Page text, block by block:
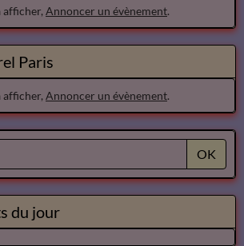
afficher, Annoncer un évènement.
Paris
afficher, Annoncer un évènement.
OK
du jour